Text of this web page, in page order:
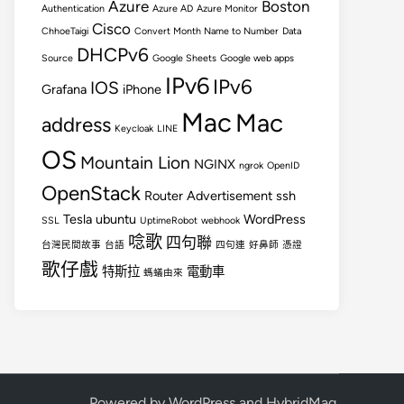
Authentication Azure Azure AD Azure Monitor Boston
ChhoeTaigi Cisco Convert Month Name to Number Data
Source DHCPv6 Google Sheets Google web apps
Grafana IOS iPhone IPv6 IPv6
address Keycloak LINE Mac Mac
OS Mountain Lion NGINX ngrok OpenID
OpenStack Router Advertisement ssh
SSL Tesla ubuntu UptimeRobot webhook WordPress
台灣民間故事 台語 唸歌 四句聯 四句連 好鼻師 憑證
歌仔戲 特斯拉 螞蟻由來 電動車